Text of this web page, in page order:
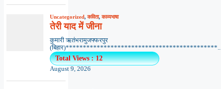
Uncategorized,कविता,काव्यभाषा
तेरी याद में जीना
कुमारी ऋतंभरामुजफ्फरपुर
Total Views : 12
August 9, 2026